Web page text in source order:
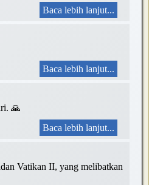
Baca lebih lanjut...
Baca lebih lanjut...
🙏
Baca lebih lanjut...
Vatikan II, yang melibatkan